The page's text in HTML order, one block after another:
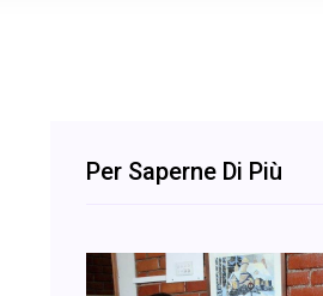
Per Saperne Di Più